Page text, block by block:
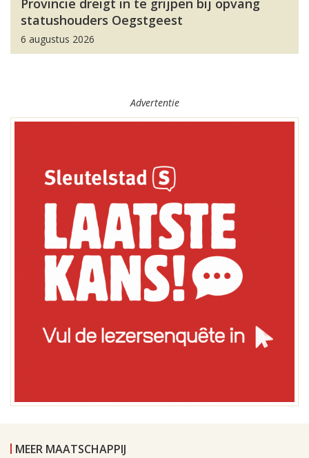
Provincie dreigt in te grijpen bij opvang
statushouders Oegstgeest
6 augustus 2026
Advertentie
MEER MAATSCHAPPIJ